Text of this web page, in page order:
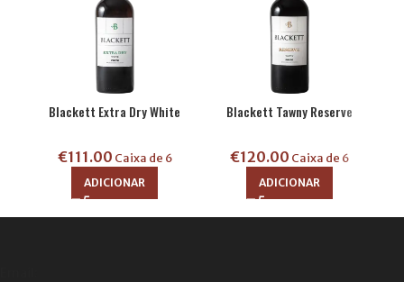
Blackett Extra Dry White
€111.00 Caixa de 6
ADICIONAR
Blackett Tawny Reserve
€120.00 Caixa de 6
ADICIONAR